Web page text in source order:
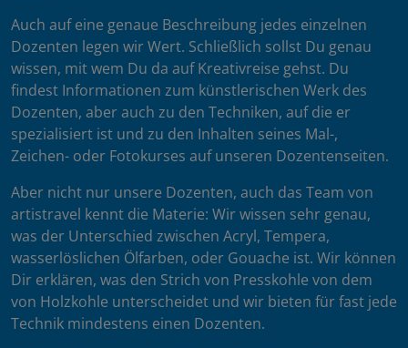
Auch auf eine genaue Beschreibung jedes einzelnen
Dozenten legen wir Wert. Schließlich sollst Du genau
wissen, mit wem Du da auf Kreativreise gehst. Du
findest Informationen zum künstlerischen Werk des
Dozenten, aber auch zu den Techniken, auf die er
spezialisiert ist und zu den Inhalten seines Mal-,
Zeichen- oder Fotokurses auf unseren Dozentenseiten.
Aber nicht nur unsere Dozenten, auch das Team von
artistravel kennt die Materie: Wir wissen sehr genau,
was der Unterschied zwischen Acryl, Tempera,
wasserlöslichen Ölfarben, oder Gouache ist. Wir können
Dir erklären, was den Strich von Presskohle von dem
von Holzkohle unterscheidet und wir bieten für fast jede
Technik mindestens einen Dozenten.